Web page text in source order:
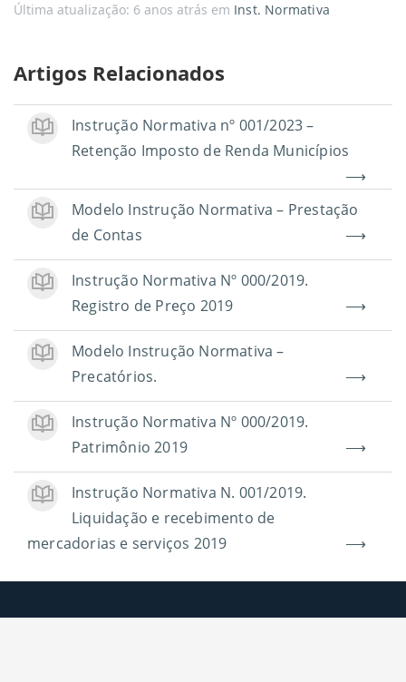
Última atualização: 6 anos atrás em Inst. Normativa
Artigos Relacionados
Instrução Normativa nº 001/2023 –
Retenção Imposto de Renda Municípios
Modelo Instrução Normativa – Prestação
de Contas
Instrução Normativa Nº 000/2019.
Registro de Preço 2019
Modelo Instrução Normativa –
Precatórios.
Instrução Normativa Nº 000/2019.
Patrimônio 2019
Instrução Normativa N. 001/2019.
Liquidação e recebimento de
mercadorias e serviços 2019